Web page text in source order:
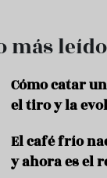
más leído
Cómo catar
el tiro y la
El café frío
y ahora es el